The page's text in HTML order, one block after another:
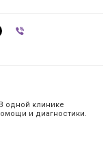
одной клинике
и диагностики.